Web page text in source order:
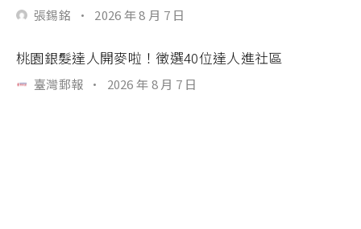
張錫銘 · 2026 年 8 月 7 日
桃園銀髮達人開麥啦！徵選40位達人進社區
臺灣郵報 · 2026 年 8 月 7 日